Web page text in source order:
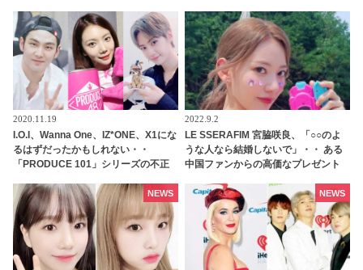
する、かわいいすぎる姿に、ファン
の視線釘づけ
2020.11.19
I.O.I、Wanna One、IZ*ONE、X1にな
るはずだったかもしれない・・
「PRODUCE 101」シリーズの不正
人の氏名が公表
2022.9.2
LE SSERAFIM 宮脇咲良、「○○のよ
うな人なら結婚しないで」・・ ある
中国ファンからの高価なプレゼント
すぎる
NEWS NEWS